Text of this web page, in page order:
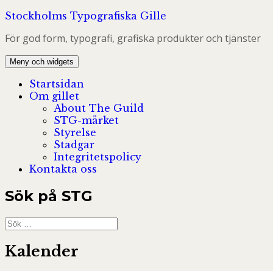
Hoppa
innehåll
Stockholms Typografiska Gille
För god form, typografi, grafiska produkter och tjänster
Meny och widgets
Startsidan
Om gillet
About The Guild
STG-märket
Styrelse
Stadgar
Integritetspolicy
Kontakta oss
Sök på STG
Sök
efter:
Kalender